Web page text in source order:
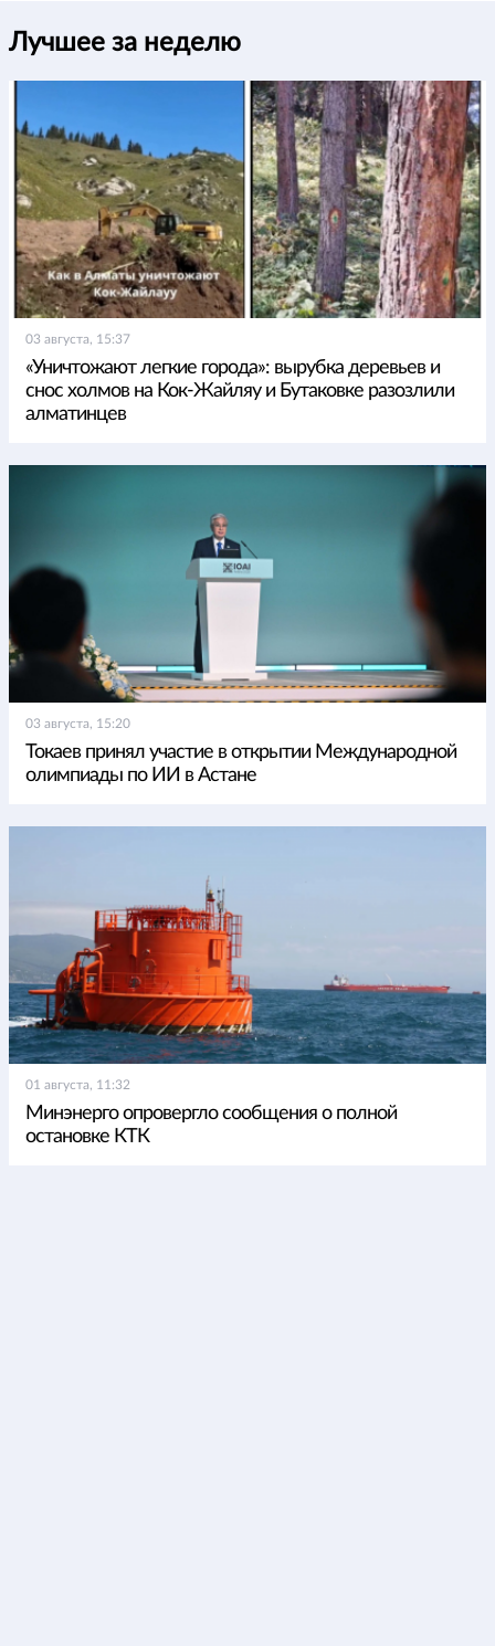
Лучшее за неделю
03 августа, 15:37
«Уничтожают легкие города»: вырубка деревьев и
снос холмов на Кок-Жайляу и Бутаковке разозлили
алматинцев
03 августа, 15:20
Токаев принял участие в открытии Международной
олимпиады по ИИ в Астане
01 августа, 11:32
Минэнерго опровергло сообщения о полной
остановке КТК